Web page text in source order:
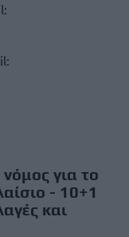
για το
- 10+1
και